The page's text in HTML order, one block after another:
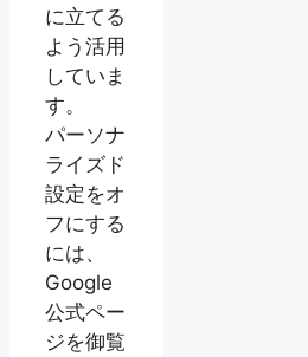
に立てる
よう活用
していま
す。
パーソナ
ライズド
設定をオ
フにする
には、
Google
公式ペー
ジを御覧